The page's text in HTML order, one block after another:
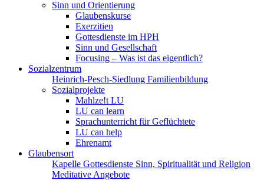
Sinn und Orientierung
Glaubenskurse
Exerzitien
Gottesdienste im HPH
Sinn und Gesellschaft
Focusing – Was ist das eigentlich?
Sozialzentrum
Heinrich-Pesch-Siedlung Familienbildung
Sozialprojekte
Mahlze!t LU
LU can learn
Sprachunterricht für Geflüchtete
LU can help
Ehrenamt
Glaubensort
Kapelle Gottesdienste Sinn, Spiritualität und Religion
Meditative Angebote